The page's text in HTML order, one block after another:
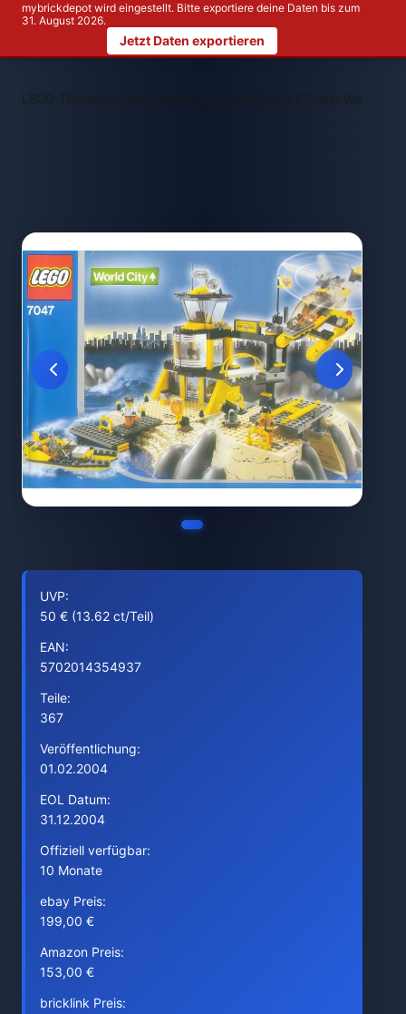
mybrickdepot wird eingestellt. Bitte exportiere deine Daten bis zum
31. August 2026.
Jetzt Daten exportieren
LEGO Themen > LEGO 7047 Coast Watch HQ
UVP:
50 € (13.62 ct/Teil)
EAN:
5702014354937
Teile:
367
Veröffentlichung:
01.02.2004
EOL Datum:
31.12.2004
Offiziell verfügbar:
10 Monate
ebay Preis:
199,00 €
Amazon Preis:
153,00 €
bricklink Preis: